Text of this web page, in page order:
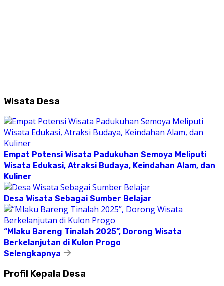
Wisata Desa
Empat Potensi Wisata Padukuhan Semoya Meliputi
Wisata Edukasi, Atraksi Budaya, Keindahan Alam, dan
Kuliner
Desa Wisata Sebagai Sumber Belajar
“Mlaku Bareng Tinalah 2025”, Dorong Wisata
Berkelanjutan di Kulon Progo
Selengkapnya
Profil Kepala Desa